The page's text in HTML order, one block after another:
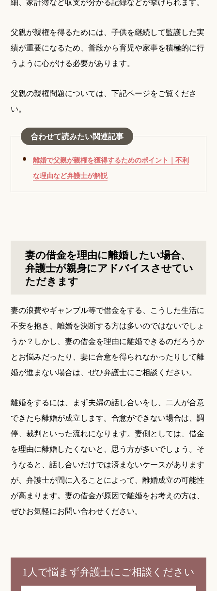
父親が親権を得るためには、子供を継続して監護した実
績が重要になるため、普段から育児や家事を積極的に行
うように心がける必要があります。
父親の親権問題については、下記ページをご覧くださ
い。
合わせて読みたい関連記事
離婚で父親が親権を獲得するためのポイント｜不利
な理由など弁護士が解説
妻の借金を理由に離婚したい場合、
弁護士が親身にアドバイスさせてい
ただきます
妻の浪費やギャンブル等で借金をする、こうした生活に
不安を抱き、離婚を決断する方は多いのではないでしょ
うか？しかし、妻の借金を理由に離婚できるのだろうか
とお悩みだったり、妻に合意を得られなかったりして離
婚が進まない場合は、ぜひ弁護士にご相談ください。
離婚をするには、まず夫婦の話し合いをし、二人が合意
できたら離婚が成立します。合意ができない場合は、調
停、裁判といった流れになります。妻側としては、借金
を理由に離婚したくないと、思う方が多いでしょう。そ
うなると、話し合いだけでは済まないケースがあります
が、弁護士が間に入ることによって、離婚成立の可能性
が高まります。妻の借金が原因で離婚をお考えの方は、
ぜひお気軽にお問い合わせください。
1人で悩まず弁護士にご相談ください